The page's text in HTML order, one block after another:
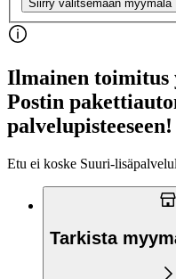
Siirry valitsemaan myymälä
Ilmainen toimitus
Postin
palvelupisteeseen!
Etu ei koske
Tarkista